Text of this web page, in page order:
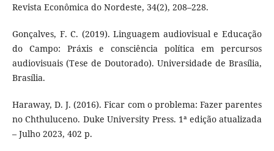
Revista Econômica do Nordeste, 34(2), 208–228.
Gonçalves, F. C. (2019). Linguagem audiovisual e Educação
do Campo: Práxis e consciência política em percursos
audiovisuais (Tese de Doutorado). Universidade de Brasília,
Brasília.
Haraway, D. J. (2016). Ficar com o problema: Fazer parentes
no Chthuluceno. Duke University Press. 1ª edição atualizada
– Julho 2023, 402 p.